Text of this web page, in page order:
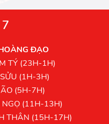
ĐẠO
TÝ (23H-1H)
(1H-3H)
(5H-7H)
(11H-13H)
THÂN (15H-17H)